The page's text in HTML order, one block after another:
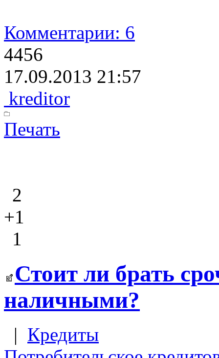
Комментарии: 6
4456
17.09.2013 21:57
kreditor
Печать
2
+1
1
Стоит ли брать
наличными?
| Кредиты